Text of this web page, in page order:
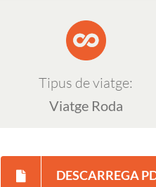
Tipus de viatge:
Viatge Roda
DESCARREGA